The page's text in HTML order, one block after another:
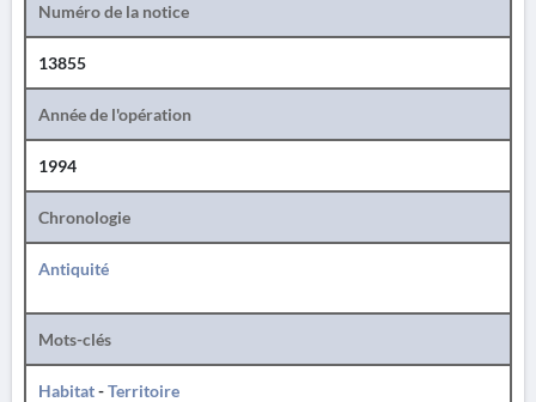
Numéro de la notice
13855
Année de l'opération
1994
Chronologie
Antiquité
Mots-clés
Habitat-Territoire